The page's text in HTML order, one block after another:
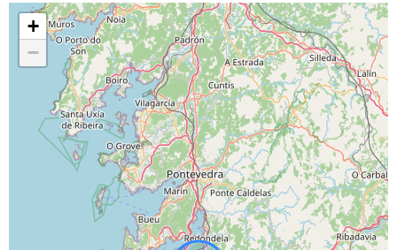
Pour connaitre les conditions météo en direct et avoir la
vitesse du vent aujourd'hui autour deVigo / Peinador
+
−